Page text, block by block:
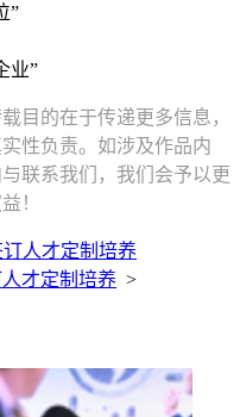
”
业”
目的在于传递更多信息，
性负责。如涉及作品内
联系我们，我们会予以更
！
人才定制培养
才定制培养 >